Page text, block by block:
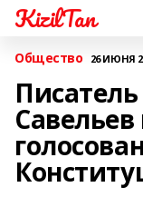
KizilTan
Общество 26 ИЮНЯ